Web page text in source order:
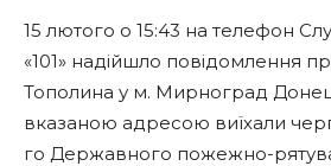
15 лютого о 15:43 на телефон
«101» надійшло повідомлення
Тополина у м. Мирноград
вказаною адресою виїхали
го Державного пожежно-